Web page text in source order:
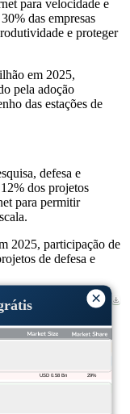
×
para velocidade e
das empresas
e proteger
em 2025,
pela adoção
das estações de
defesa e
dos projetos
para permitir
2025, participação de
de defesa e
29%
USD 0.58 Bn